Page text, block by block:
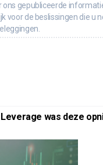
ons gepubliceerde
voor de beslissingen die u
was deze